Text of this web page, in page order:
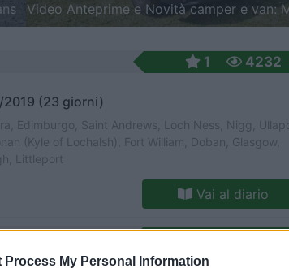
Process My Personal Information
Anteprime e Novità camper e van:
1 4232
(23 giorni)
Edimburgo, Saint Andrews, Loch Ness, Nigg,
(Kyle of Lochalsh), Fort William, Doban, Glasgow,
Littleport
Vai al diario
2 6206